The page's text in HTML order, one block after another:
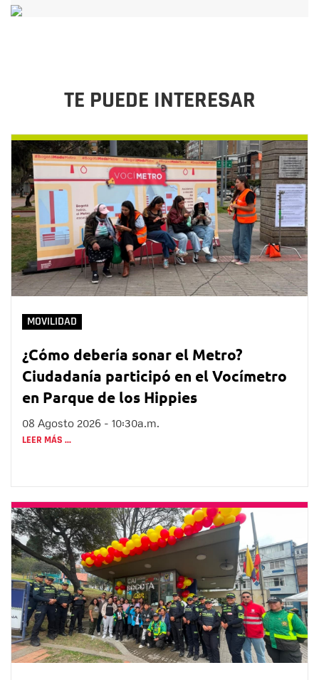
TE PUEDE INTERESAR
MOVILIDAD
¿Cómo debería sonar el Metro?
Ciudadanía participó en el Vocímetro
en Parque de los Hippies
08 Agosto 2026 - 10:30a.m.
LEER MÁS ...